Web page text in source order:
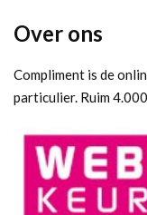
Over ons
Compliment is de
particulier. Ruim